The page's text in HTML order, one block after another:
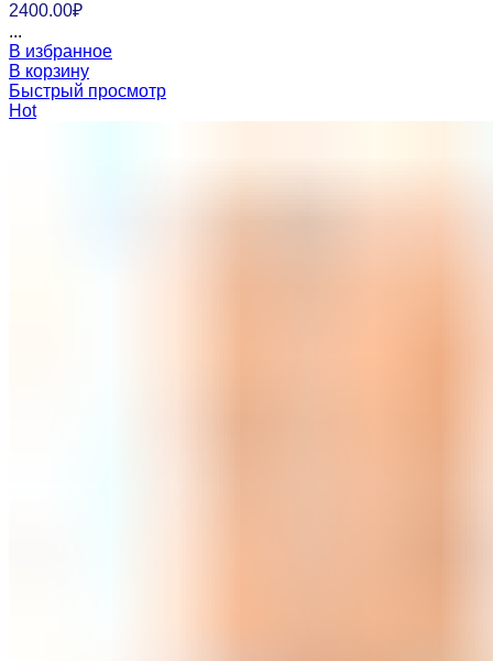
2400.00₽
...
В избранное
В корзину
Быстрый просмотр
Hot